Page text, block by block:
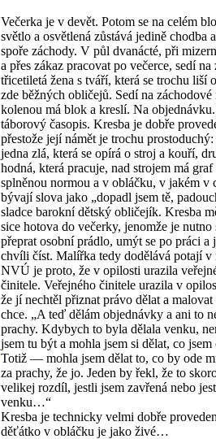
Večerka je v devět. Potom se na celém
světlo a osvětlená zůstává jedině chodba
spoře záchody. V půl dvanácté, při
a přes zákaz pracovat po večerce, sedí na
třicetiletá žena s tváří, která se trochu liší
zde běžných obličejů. Sedí na záchodové
kolenou má blok a kreslí. Na
táborový časopis. Kresba je dobře
přestože její námět je trochu
jedna zlá, která se opírá o stroj a kouří,
hodná, která pracuje, nad strojem má graf
splněnou normou a v obláčku, v jakém v
bývají slova jako „dopadl jsem tě,
sladce barokní dětský obličejík. Kresba
sice hotova do večerky, jenomže je nutno
přeprat osobní prádlo, umýt se po práci a
chvíli číst. Malířka tedy dodělává potají
NVÚ je proto, že v opilosti urazila
činitele. Veřejného činitele urazila v
že jí nechtěl přiznat právo dělat a malovat
chce. „A teď dělám objednávky a ani to
prachy. Kdybych to byla dělala venku,
jsem tu být a mohla jsem si dělat, co jsem
Totiž — mohla jsem dělat to, co by ode
za prachy, že jo. Jeden by řekl, že to
velikej rozdíl, jestli jsem zavřená nebo
venku…“
Kresba je technicky velmi dobře
děťátko v obláčku je jako živé…